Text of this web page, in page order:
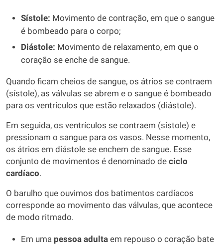
Sístole: Movimento de contração, em que o sangue
é bombeado para o corpo;
Diástole: Movimento de relaxamento, em que o
coração se enche de sangue.
Quando ficam cheios de sangue, os átrios se contraem
(sístole), as válvulas se abrem e o sangue é bombeado
para os ventrículos que estão relaxados (diástole).
Em seguida, os ventrículos se contraem (sístole) e
pressionam o sangue para os vasos. Nesse momento,
os átrios em diástole se enchem de sangue. Esse
conjunto de movimentos é denominado de ciclo
cardíaco.
O barulho que ouvimos dos batimentos cardíacos
corresponde ao movimento das válvulas, que acontece
de modo ritmado.
Em uma pessoa adulta em repouso o coração bate